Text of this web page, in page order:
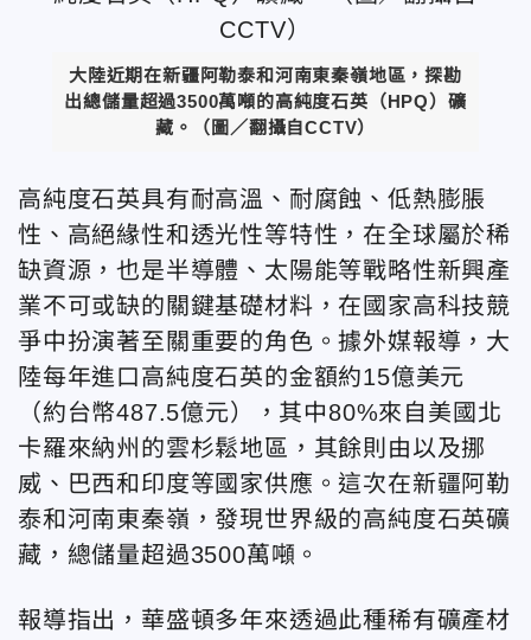
大陸近期在新疆阿勒泰和河南東秦嶺地區，探勘
出總儲量超過3500萬噸的高純度石英（HPQ）礦
藏 。（圖／翻攝自CCTV）
高純度石英具有耐高溫、耐腐蝕、低熱膨脹
性、高絕緣性和透光性等特性，在全球屬於稀
缺資源，也是半導體、太陽能等戰略性新興產
業不可或缺的關鍵基礎材料，在國家高科技競
爭中扮演著至關重要的角色。據外媒報導， 大
陸每年進口高純度石英的金額約15億美元
（約台幣487.5億元），其中80%來自美國北
卡羅來納州的雲杉鬆地區，其餘則由以及挪
威、巴西和印度等國家供應。這次在新疆阿勒
泰和河南東秦嶺，發現世界級的高純度石英礦
藏，總儲量超過3500萬噸。
報導指出， 華盛頓多年來透過此種稀有礦產材